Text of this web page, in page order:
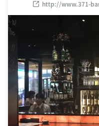
http://www.371-